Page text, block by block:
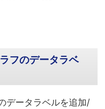
フのデータラベ
データラベルを追加/